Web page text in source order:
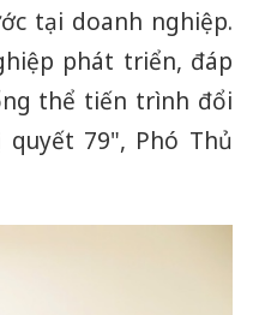
tại doanh nghiệp.
phát triển, đáp
thể tiến trình đổi
79", Phó Thủ